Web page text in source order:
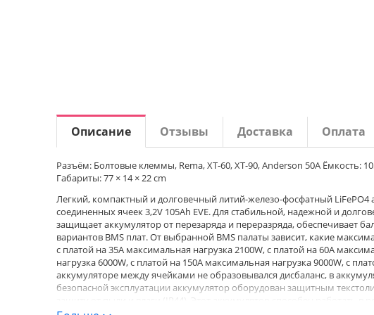
Описание Отзывы Доставка Оплата
Разъём: Болтовые клеммы, Rema, XT-60, XT-90, Anderson 50A Ёмкость:
Габариты: 77 × 14 × 22 cm
Легкий, компактный и долговечный литий-железо-фосфатный LiFePO4
соединенных ячеек 3,2V 105Ah EVE. Для стабильной, надежной и
защищает аккумулятор от перезаряда и переразряда, обеспечивает
вариантов BMS плат. От выбранной BMS палаты зависит, какие
с платой на 35A максимальная нагрузка 2100W, с платой на 60A
нагрузка 6000W, с платой на 150A максимальная нагрузка 9000W, с
аккумуляторе между ячейками не образовывался дисбаланс, в
безопасной эксплуатации аккумулятор оборудован защитным
защиту от пыли и влаги (IP44). Этот аккумулятор способен работать